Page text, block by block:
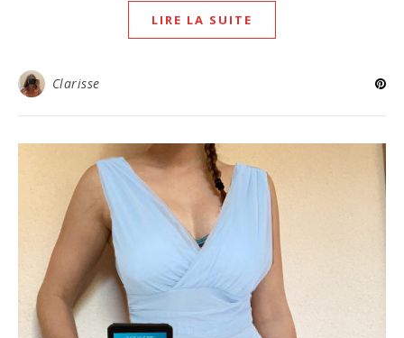
LIRE LA SUITE
Clarisse